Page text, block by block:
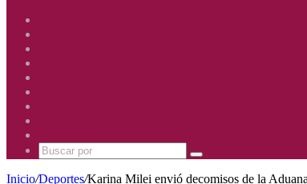
Mhz
885
Mhz
Uno
885
Mhz
Buscar
Inicio/Deportes/Karina Milei envió decomisos de la